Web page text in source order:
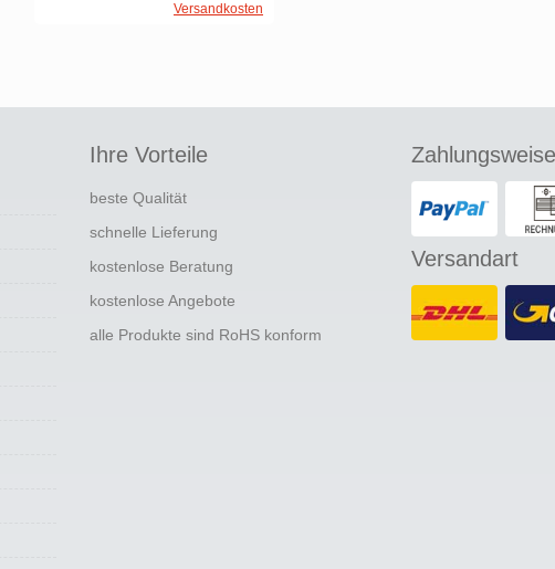
Versandkosten
Ihre Vorteile
beste Qualität
schnelle Lieferung
kostenlose Beratung
kostenlose Angebote
alle Produkte sind RoHS konform
Versandart